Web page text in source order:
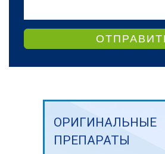
ОРИГИНАЛЬНЫЕ
ПРЕПАРАТЫ